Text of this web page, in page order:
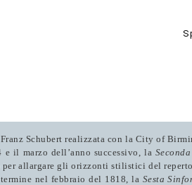
Schubert realizzata con la City of
il marzo dell’anno successivo, la
per allargare gli orizzonti stilistici del
nel febbraio del 1818, la Sesta